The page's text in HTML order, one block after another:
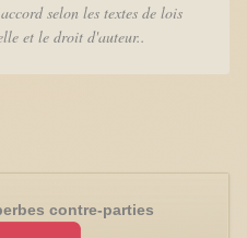
selon les textes de lois
et le droit d'auteur..
contre-parties